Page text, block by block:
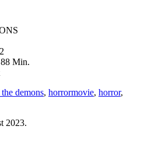
Min.
demons, horrormovie, horror,
2023.